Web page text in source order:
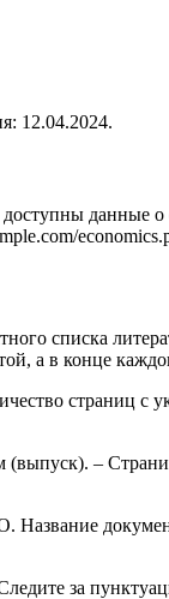
12.04.2024.
данные
списка
а в конце
страниц с
(выпуск). –
Название
за